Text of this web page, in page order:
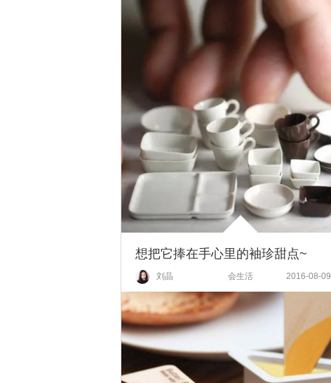
想把它捧在手心里的袖珍甜点~
刘晶 会生活 2016-08-09